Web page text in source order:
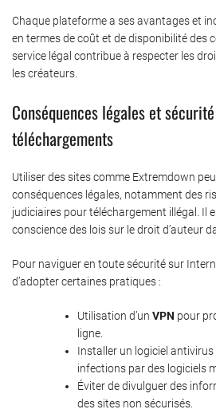
Chaque plateforme a ses avantages et
en termes de coût et de disponibilité des
service légal contribue à respecter les
les créateurs.
Conséquences légales et
téléchargements
Utiliser des sites comme Extremdown
conséquences légales, notamment des
judiciaires pour téléchargement illégal. Il
conscience des lois sur le droit d’auteur
Pour naviguer en toute sécurité sur
d’adopter certaines pratiques :
Utilisation d’un VPN pour
ligne.
Installer un logiciel
infections par des logiciels
Éviter de divulguer des
des sites non sécurisés.